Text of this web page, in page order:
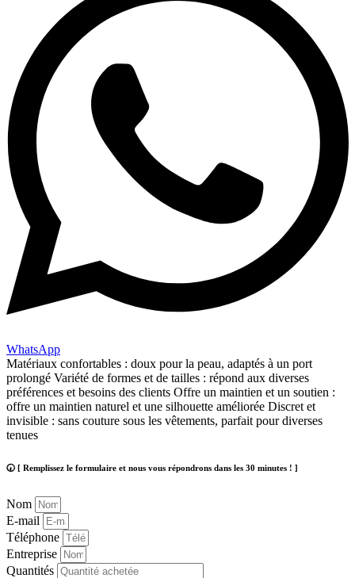
WhatsApp
Matériaux confortables : doux pour la peau, adaptés à un port
prolongé Variété de formes et de tailles : répond aux diverses
préférences et besoins des clients Offre un maintien et un soutien :
offre un maintien naturel et une silhouette améliorée Discret et
invisible : sans couture sous les vêtements, parfait pour diverses
tenues
🕢 [ Remplissez le formulaire et nous vous répondrons dans les 30 minutes ! ]
Nom
E-mail
Téléphone
Entreprise
Quantités